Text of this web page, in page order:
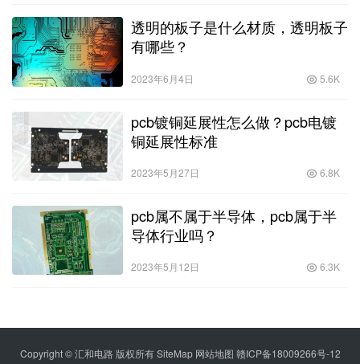
透明的板子是什么材质，透明板子
有哪些？
2023年6月4日 5.6K
pcb镀铜延展性怎么做？pcb电镀
铜延展性标准
2023年5月27日 6.8K
pcb属不属于半导体，pcb属于半
导体行业吗？
2023年5月12日 6.3K
Copyright © 汇和电路 版权所有SiteMap 网站地图 赣ICP备18009266号-12